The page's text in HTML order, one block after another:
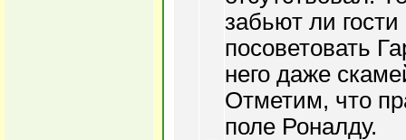
забьют ли
посоветовать
него даже
Отметим, что
поле Роналду.